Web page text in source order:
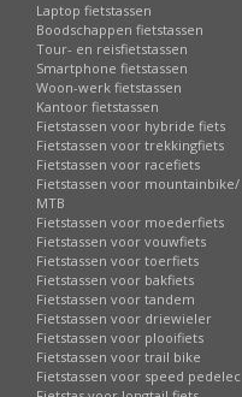
Laptop fietstassen
Boodschappen fietstassen
Tour- en reisfietstassen
Smartphone fietstassen
Woon-werk fietstassen
Kantoor fietstassen
Fietstassen voor hybride fiets
Fietstassen voor trekkingfiets
Fietstassen voor racefiets
Fietstassen voor mountainbike/
MTB
Fietstassen voor moederfiets
Fietstassen voor vouwfiets
Fietstassen voor toerfiets
Fietstassen voor bakfiets
Fietstassen voor tandem
Fietstassen voor driewieler
Fietstassen voor plooifiets
Fietstassen voor trail bike
Fietstassen voor speed pedelec